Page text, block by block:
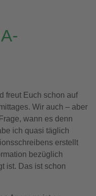
freut Euch schon auf
Wir auch – aber
wann es denn
ich quasi täglich
erstellt
bezüglich
ist. Das ist schon